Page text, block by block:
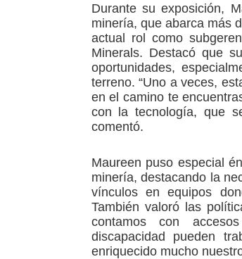
Durante su exposición,
minería, que abarca más
actual rol como
Minerals. Destacó que
oportunidades,
terreno. “Uno a veces,
en el camino te
con la tecnología, que
comentó.
Maureen puso especial
minería, destacando la
vínculos en equipos
También valoró las
contamos con
discapacidad pueden
enriquecido mucho